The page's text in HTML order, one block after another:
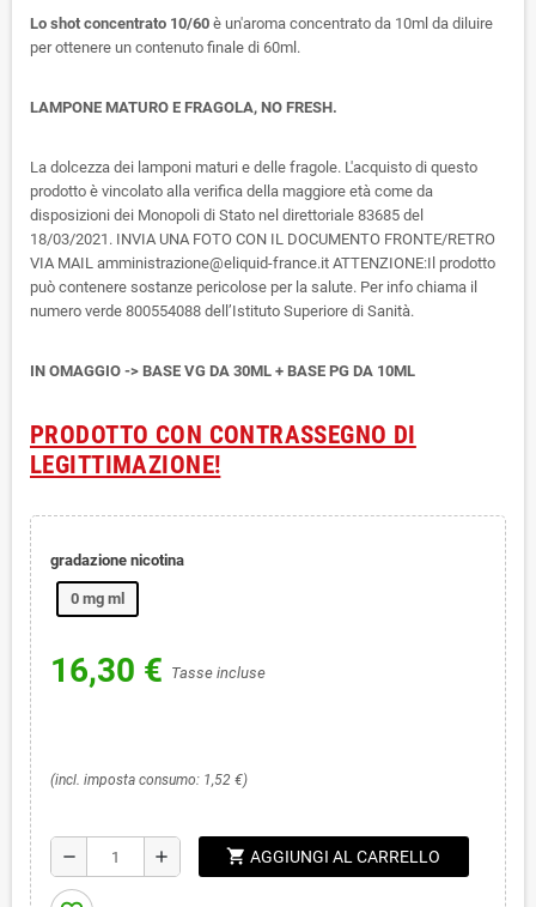
Lo shot concentrato 10/60 è un'aroma concentrato da 10ml da diluire
per ottenere un contenuto finale di 60ml.
LAMPONE MATURO E FRAGOLA, NO FRESH.
La dolcezza dei lamponi maturi e delle fragole. L'acquisto di questo
prodotto è vincolato alla verifica della maggiore età come da
disposizioni dei Monopoli di Stato nel direttoriale 83685 del
18/03/2021. INVIA UNA FOTO CON IL DOCUMENTO FRONTE/RETRO
VIA MAIL amministrazione@eliquid-france.it ATTENZIONE:Il prodotto
può contenere sostanze pericolose per la salute. Per info chiama il
numero verde 800554088 dell’Istituto Superiore di Sanità.
IN OMAGGIO -> BASE VG DA 30ML + BASE PG DA 10ML
PRODOTTO CON CONTRASSEGNO DI
LEGITTIMAZIONE!
gradazione nicotina
0 mg ml
16,30 € Tasse incluse
(incl. imposta consumo: 1,52 €)
remove add shopping_cart AGGIUNGI AL CARRELLO